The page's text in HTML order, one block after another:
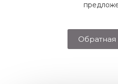
Обратная